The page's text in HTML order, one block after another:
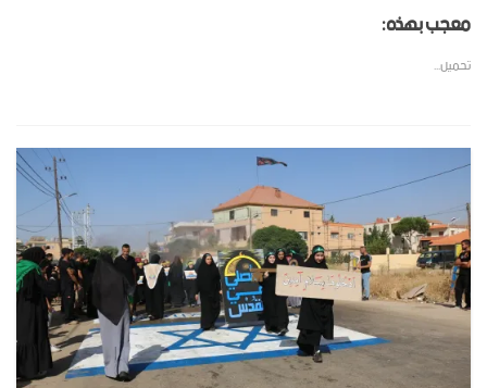
معجب بهذه:
تحميل...